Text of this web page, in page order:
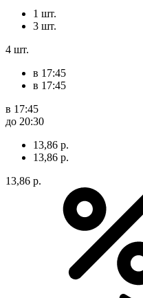
1 шт.
3 шт.
4 шт.
в 17:45
в 17:45
в 17:45
до 20:30
13,86 р.
13,86 р.
13,86 р.